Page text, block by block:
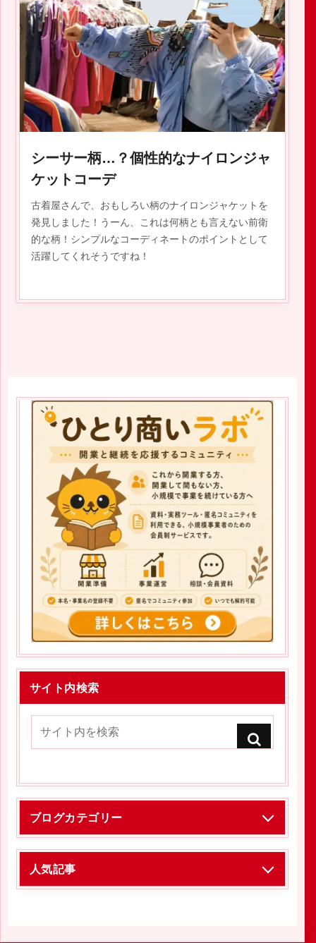
2019.08.07
シーサー柄…？個性的なナイロンジャ
ケットコーデ
古着屋さんで、おもしろい柄のナイロンジャケットを
発見しました！うーん、これは何柄とも言えない前衛
的な柄！シンプルなコーディネートのポイントとして
活躍してくれそうですね！
サイト内検索
ブログカテゴリー
人気記事